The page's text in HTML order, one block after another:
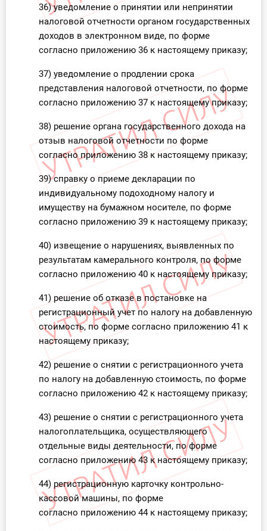
36) уведомление о принятии или непринятии
налоговой отчетности органом государственных
доходов в электронном виде, по форме
согласно приложению 36 к настоящему приказу;
37) уведомление о продлении срока
представления налоговой отчетности, по форме
согласно приложению 37 к настоящему приказу;
38) решение органа государственного дохода на
отзыв налоговой отчетности по форме
согласно приложению 38 к настоящему приказу;
39) справку о приеме декларации по
индивидуальному подоходному налогу и
имуществу на бумажном носителе, по форме
согласно приложению 39 к настоящему приказу;
40) извещение о нарушениях, выявленных по
результатам камерального контроля, по форме
согласно приложению 40 к настоящему приказу;
41) решение об отказе в постановке на
регистрационный учет по налогу на добавленную
стоимость, по форме согласно приложению 41 к
настоящему приказу;
42) решение о снятии с регистрационного учета
по налогу на добавленную стоимость, по форме
согласно приложению 42 к настоящему приказу;
43) решение о снятии с регистрационного учета
налогоплательщика, осуществляющего
отдельные виды деятельности, по форме
согласно приложению 43 к настоящему приказу;
44) регистрационную карточку контрольно-
кассовой машины, по форме
согласно приложению 44 к настоящему приказу;